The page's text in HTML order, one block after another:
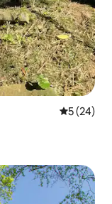
คะแนนเฉลี่
5 (24)